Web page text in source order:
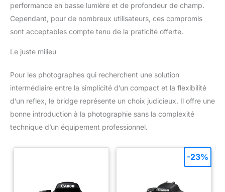
performance en basse lumière et de profondeur de champ.
Cependant, pour de nombreux utilisateurs, ces compromis
sont acceptables compte tenu de la praticité offerte.
Le juste milieu
Pour les photographes qui recherchent une solution
intermédiaire entre la simplicité d’un compact et la flexibilité
d’un reflex, le bridge représente un choix judicieux. Il offre une
bonne introduction à la photographie sans la complexité
technique d’un équipement professionnel.
-23%